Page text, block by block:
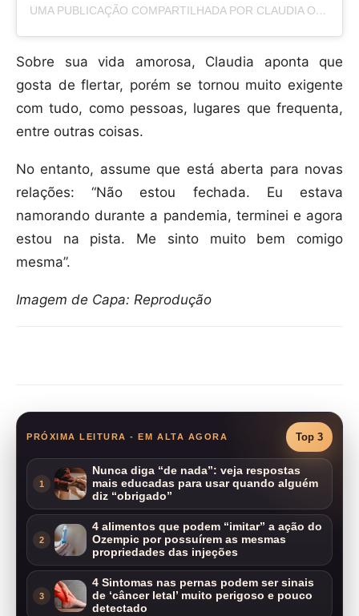
UMA PUBLICAÇÃO COMPARTILHADA POR CLAUDIA OHANA (@OHANAREAL)
Sobre sua vida amorosa, Claudia aponta que
gosta de flertar, porém se tornou muito exigente
com tudo, como pessoas, lugares que frequenta,
entre outras coisas.
No entanto, assume que está aberta para novas
relações: “Não estou fechada. Eu estava
namorando durante a pandemia, terminei e agora
estou na pista. Me sinto muito bem comigo
mesma”.
Imagem de Capa: Reprodução
PRÓXIMA LEITURA - EM ALTA AGORA Top 3
1
Nunca diga “de nada”: veja respostas
mais educadas para usar quando alguém
diz “obrigado”
2
4 alimentos que podem “imitar” a ação do
Ozempic por possuírem as mesmas
propriedades das injeções
3
4 Sintomas nas pernas podem ser sinais
de ‘câncer letal’ muito perigoso e pouco
detectado